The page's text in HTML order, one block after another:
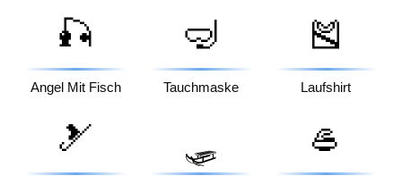
🎣
Angel Mit Fisch
🤿
Tauchmaske
🎽
Laufshirt
🎿 🛷 🥌